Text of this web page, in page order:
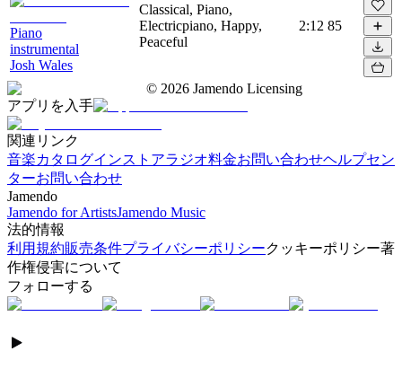
Piano
instrumental
Josh Wales
Classical, Piano,
Electricpiano, Happy,
Peaceful
2:12 85
© 2026 Jamendo Licensing
アプリを入手
関連リンク
音楽カタログインストアラジオ料金お問い合わせヘルプセン
ターお問い合わせ
Jamendo
Jamendo for ArtistsJamendo Music
法的情報
利用規約販売条件プライバシーポリシークッキーポリシー著
作権侵害について
フォローする